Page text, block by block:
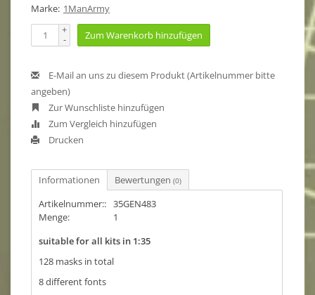
Marke: 1ManArmy
+
- Zum Warenkorb hinzufügen
E-Mail an uns zu diesem Produkt (Artikelnummer bitte
angeben)
Zur Wunschliste hinzufügen
Zum Vergleich hinzufügen
Drucken
Informationen Bewertungen (0)
Artikelnummer:: 35GEN483
Menge:
1
suitable for all kits in 1:35
128 masks in total
8 different fonts